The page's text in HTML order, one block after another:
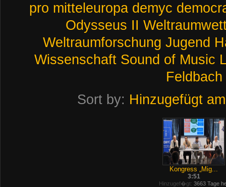
pro mitteleuropa demyc
Odysseus II
Weltraumforschung Jugend
Wissenschaft Sound of Music
Feldbach
Sort by: Hinzugefügt am
Kongress „Mig...
3:51
Hinzugef�gt: 3663 Tage